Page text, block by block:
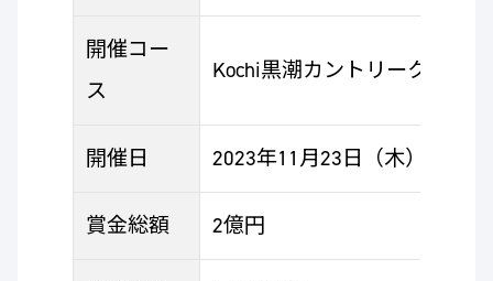
開催コー
ス
Kochi黒潮カントリークラブ
開催日 2023年11月23日（木）～11
賞金総額 2億円